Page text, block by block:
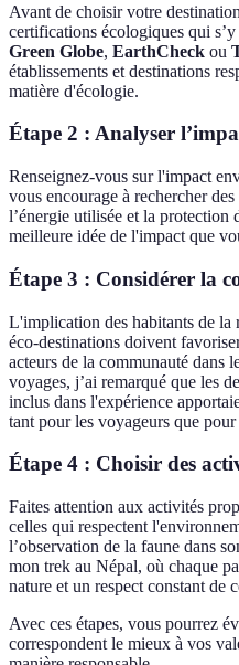
Avant de choisir votre
certifications écologiques qui
Green Globe, EarthCheck ou
établissements et destinations
matière d'écologie.
Étape 2 : Analyser
Renseignez-vous sur l'impact
vous encourage à rechercher
l’énergie utilisée et la protection
meilleure idée de l'impact que
Étape 3 : Considérer la
L'implication des habitants de la
éco-destinations doivent
acteurs de la communauté dans
voyages, j’ai remarqué que les
inclus dans l'expérience
tant pour les voyageurs que
Étape 4 : Choisir des
Faites attention aux activités
celles qui respectent
l’observation de la faune dans
mon trek au Népal, où chaque
nature et un respect constant de
Avec ces étapes, vous pourrez
correspondent le mieux à vos